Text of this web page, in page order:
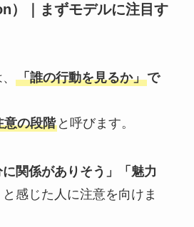
｜まずモデルに注目す
「誰の行動を見るか」で
意の段階と呼びます。
に関係がありそう」「魅力
と感じた人に注意を向けま